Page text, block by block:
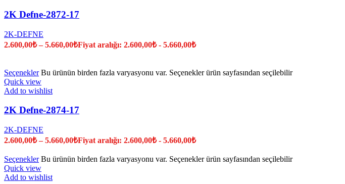
2K Defne-2872-17
2K-DEFNE
2.600,00₺ –5.660,00₺Fiyat aralığı: 2.600,00₺ - 5.660,00₺
Seçenekler Bu ürünün birden fazla varyasyonu var. Seçenekler ürün sayfasından seçilebilir
Quick view
Add to wishlist
2K Defne-2874-17
2K-DEFNE
2.600,00₺ –5.660,00₺Fiyat aralığı: 2.600,00₺ - 5.660,00₺
Seçenekler Bu ürünün birden fazla varyasyonu var. Seçenekler ürün sayfasından seçilebilir
Quick view
Add to wishlist